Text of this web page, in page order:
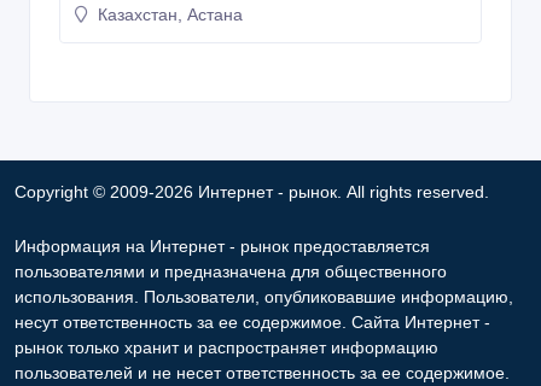
Казахстан, Астана
Copyright © 2009-2026 Интернет - рынок. All rights reserved.
Информация на Интернет - рынок предоставляется
пользователями и предназначена для общественного
использования. Пользователи, опубликовавшие информацию,
несут ответственность за ее содержимое. Сайта Интернет -
рынок только хранит и распространяет информацию
пользователей и не несет ответственность за ее содержимое.